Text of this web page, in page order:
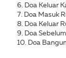
6. Doa Keluar
7. Doa Masuk
8. Doa Keluar
9. Doa
10. Doa